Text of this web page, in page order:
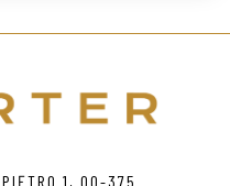
1, 00-375